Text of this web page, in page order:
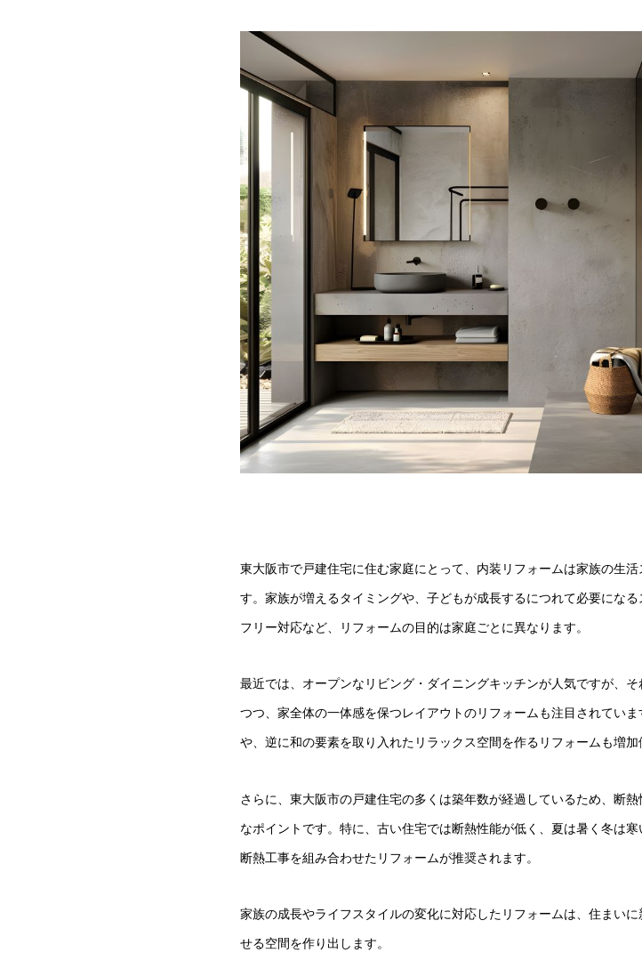
東大阪市で戸建住宅に住む家庭にとって、内装リフォームは家族の生
す。家族が増えるタイミングや、子どもが成長するにつれて必要にな
フリー対応など、リフォームの目的は家庭ごとに異なります。
最近では、オープンなリビング・ダイニングキッチンが人気ですが、
つつ、家全体の一体感を保つレイアウトのリフォームも注目されてい
や、逆に和の要素を取り入れたリラックス空間を作るリフォームも増加
さらに、東大阪市の戸建住宅の多くは築年数が経過しているため、断
なポイントです。特に、古い住宅では断熱性能が低く、夏は暑く冬は
断熱工事を組み合わせたリフォームが推奨されます。
家族の成長やライフスタイルの変化に対応したリフォームは、住まい
せる空間を作り出します。